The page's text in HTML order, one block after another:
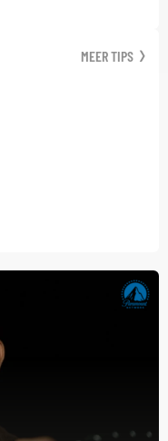
MEER TIPS